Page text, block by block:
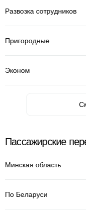
Развозка сотрудников
Пригородные
Эконом
Пассажирские
Минская область
По Беларуси